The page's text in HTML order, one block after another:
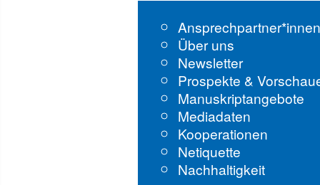
Über uns
Newsletter
Prospekte &
Manuskriptangebote
Mediadaten
Kooperationen
Netiquette
Nachhaltigkeit